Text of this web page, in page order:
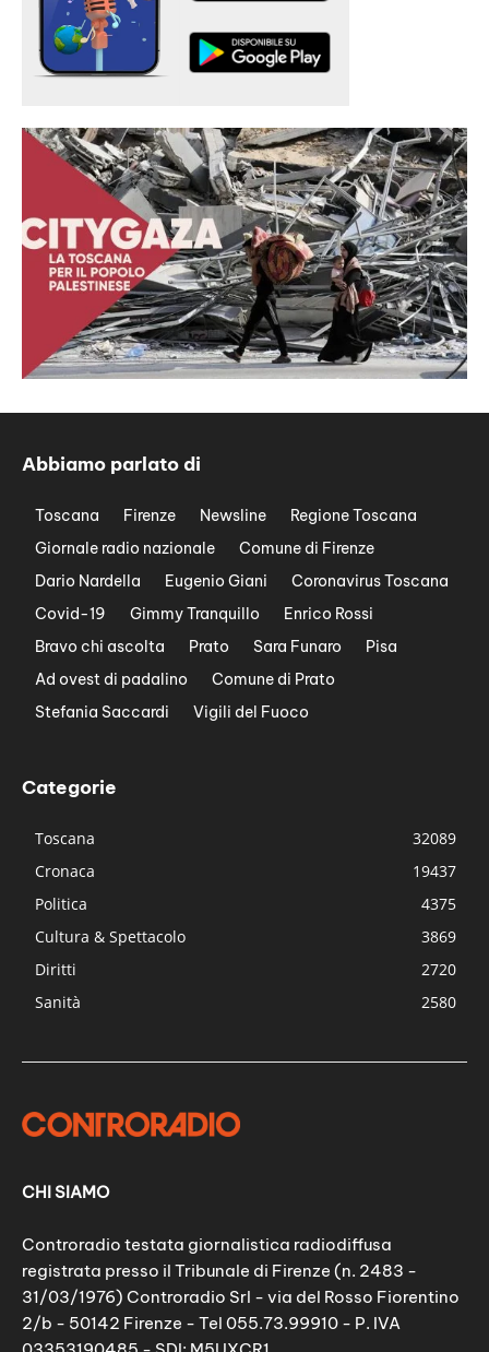
Abbiamo parlato di
Toscana Firenze Newsline
Regione Toscana
Giornale radio nazionale
Comune di Firenze
Dario Nardella
Eugenio Giani
Coronavirus Toscana
Covid-19
Gimmy Tranquillo
Enrico Rossi
Bravo chi ascolta
Prato Sara Funaro
Pisa
Ad ovest di padalino
Comune di Prato
Stefania Saccardi
Vigili del Fuoco
Categorie
Toscana
32089
Cronaca
19437
Politica
4375
Cultura & Spettacolo
3869
Diritti
2720
Sanità
2580
CHI SIAMO
Controradio testata giornalistica radiodiffusa
registrata presso il Tribunale di Firenze (n. 2483 -
31/03/1976) Controradio Srl - via del Rosso Fiorentino
2/b - 50142 Firenze - Tel 055.73.99910 - P. IVA